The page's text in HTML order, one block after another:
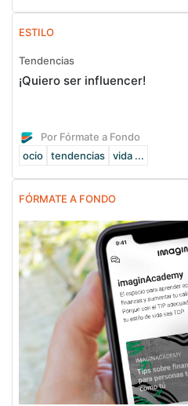
ESTILO
Tendencias
¡Quiero ser influencer!
Por Fórmate a Fondo
ocio
tendencias vida ...
FÓRMATE A FONDO